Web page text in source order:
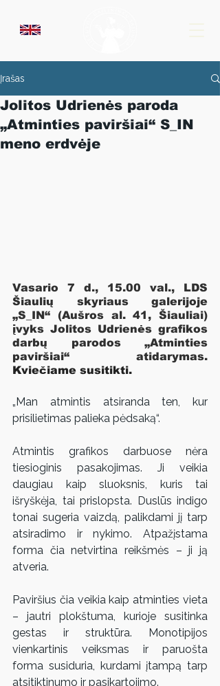
Įrašas
Jolitos Udrienės paroda
„Atminties paviršiai“ S_IN
meno erdvėje
Vasario 7 d., 15.00 val., LDS
Šiaulių skyriaus galerijoje
„S_IN“ (Aušros al. 41, Šiauliai)
įvyks Jolitos Udrienės grafikos
darbų parodos „Atminties
Kviečiame susitikti.
„Man atmintis atsiranda ten, kur
prisilietimas palieka pėdsaką“.
Atmintis grafikos darbuose nėra
tiesioginis pasakojimas. Ji veikia
daugiau kaip sluoksnis, kuris tai
išryškėja, tai prislopsta. Duslūs indigo
tonai sugeria vaizdą, palikdami jį tarp
atsiradimo ir nykimo. Atpažįstama
forma čia netvirtina reikšmės – ji ją
atveria.
Paviršius čia veikia kaip atminties vieta
– jautri plokštuma, kurioje susitinka
gestas ir struktūra. Monotipijos
vienkartinis veiksmas ir paruošta
forma susiduria, kurdami įtampą tarp
atsitiktinumo ir pasikartojimo.